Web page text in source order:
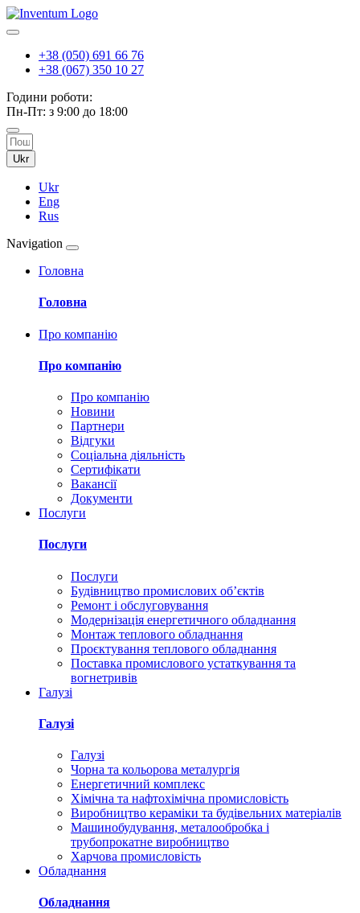
+38 (050) 691 66 76
+38 (067) 350 10 27
Години роботи:
Пн-Пт: з 9:00 до 18:00
Ukr
Ukr
Eng
Rus
Navigation
Головна
Головна
Про компанію
Про компанію
Про компанію
Новини
Партнери
Відгуки
Соціальна діяльність
Сертифікати
Вакансії
Документи
Послуги
Послуги
Послуги
Будівництво промислових обʼєктів
Ремонт і обслуговування
Модернізація енергетичного обладнання
Монтаж теплового обладнання
Проєктування теплового обладнання
Поставка промислового устаткування та
вогнетривів
Галузі
Галузі
Галузі
Чорна та кольорова металургія
Енергетичний комплекс
Хімічна та нафтохімічна промисловість
Виробництво кераміки та будівельних матеріалів
Машинобудування, металообробка і
трубопрокатне виробництво
Харчова промисловість
Обладнання
Обладнання